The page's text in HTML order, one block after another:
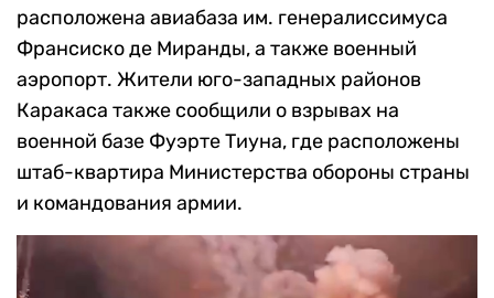
расположена авиабаза им. генералиссимуса
Франсиско де Миранды, а также военный
аэропорт. Жители юго-западных районов
Каракаса также сообщили о взрывах на
военной базе Фуэрте Тиуна, где расположены
штаб-квартира Министерства обороны страны
и командования армии.